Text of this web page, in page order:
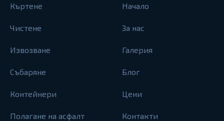
Къртене
Чистене
Извозване
Събаряне
Контейнери
Полагане на асфалт
Начало
За нас
Галерия
Блог
Цени
Контакти